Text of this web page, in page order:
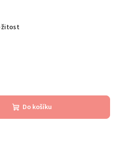
Do košíku